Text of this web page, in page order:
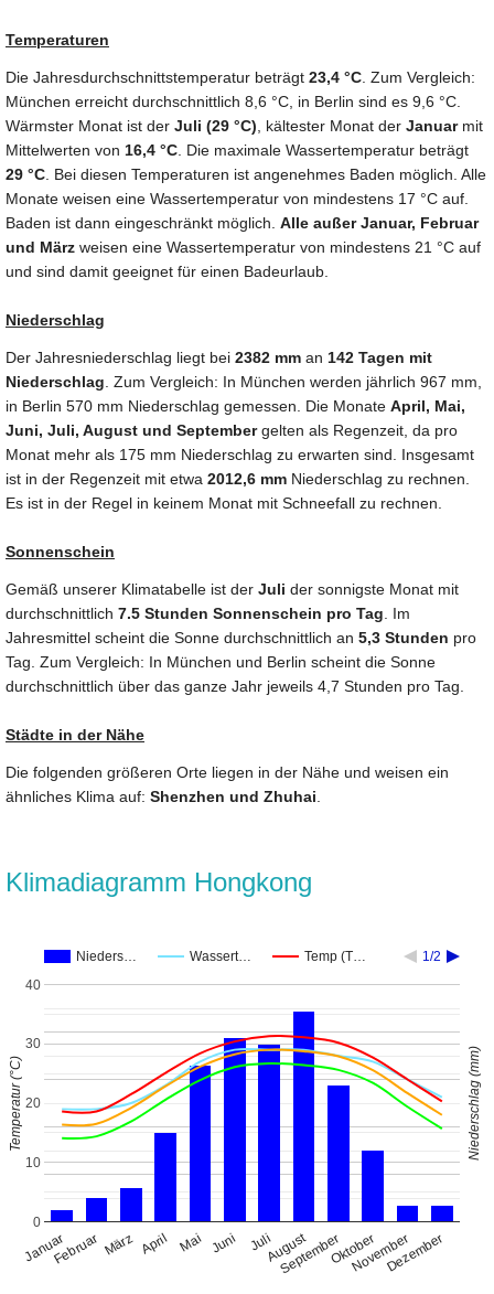
Temperaturen
Die Jahresdurchschnittstemperatur beträgt 23,4 °C . Zum Vergleich:
München erreicht durchschnittlich 8,6 °C, in Berlin sind es 9,6 °C.
Wärmster Monat ist der Juli (29 °C) , kältester Monat der Januarmit
Mittelwerten von 16,4 °C . Die maximale Wassertemperatur beträgt
29 °C . Bei diesen Temperaturen ist angenehmes Baden möglich. Alle
Monate weisen eine Wassertemperatur von mindestens 17 °C auf.
Baden ist dann eingeschränkt möglich. Alle außer Januar, Februar
und März weisen eine Wassertemperatur von mindestens 21 °C auf
und sind damit geeignet für einen Badeurlaub.
Niederschlag
Der Jahresniederschlag liegt bei 2382 mm an 142 Tagen mit
Niederschlag . Zum Vergleich: In München werden jährlich 967 mm,
in Berlin 570 mm Niederschlag gemessen. Die Monate April, Mai,
Juni, Juli, August und Septembergelten als Regenzeit, da pro
Monat mehr als 175 mm Niederschlag zu erwarten sind. Insgesamt
ist in der Regenzeit mit etwa 2012,6 mm Niederschlag zu rechnen.
Es ist in der Regel in keinem Monat mit Schneefall zu rechnen.
Sonnenschein
Gemäß unserer Klimatabelle ist der Juli der sonnigste Monat mit
durchschnittlich 7.5 Stunden Sonnenschein pro Tag . Im
Jahresmittel scheint die Sonne durchschnittlich an 5,3 Stunden pro
Tag. Zum Vergleich: In München und Berlin scheint die Sonne
durchschnittlich über das ganze Jahr jeweils 4,7 Stunden pro Tag.
Städte in der Nähe
Die folgenden größeren Orte liegen in der Nähe und weisen ein
ähnliches Klima auf: Shenzhen und Zhuhai
Klimadiagramm Hongkong
Nieders… Wassert… Temp (T… 1/2
JanuarFebruar März April Mai Juni JuliAugust
SeptemberOktober
NovemberDezember
0
10
20
30
40
Temperatur (°C) Niederschlag (mm)